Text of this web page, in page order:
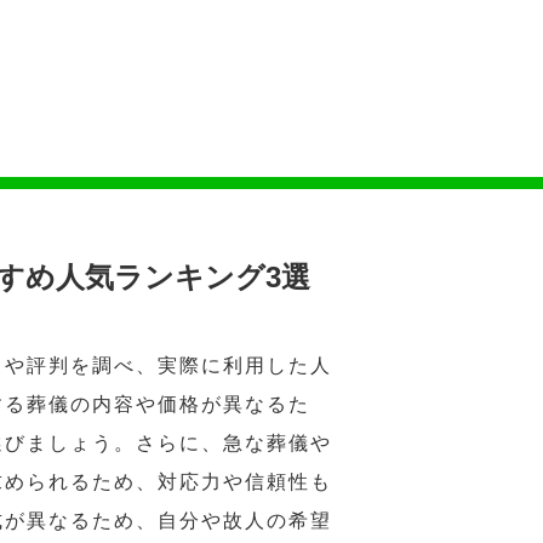
め人気ランキング3選
評判を調べ、実際に利用した人
葬儀の内容や価格が異なるた
ましょう。さらに、急な葬儀や
られるため、対応力や信頼性も
異なるため、自分や故人の希望